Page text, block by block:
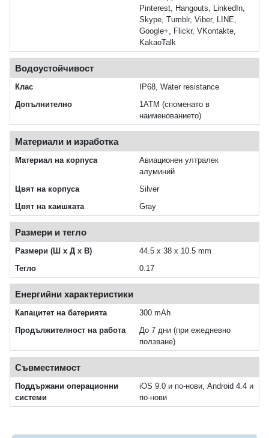
Pinterest, Hangouts, LinkedIn,
Skype, Tumblr, Viber, LINE,
Google+, Flickr, VKontakte,
KakaoTalk
Водоустойчивост
Клас
IP68, Water resistance
Допълнително
1ATM (споменато в
наименованието)
Материали и изработка
Материал на корпуса
Авиационен ултралек
алуминий
Цвят на корпуса
Silver
Цвят на каишката
Gray
Размери и тегло
Размери (Ш x Д x В)
44.5 x 38 x 10.5 mm
Тегло
0.17
Енергийни характеристики
Капацитет на батерията
300 mAh
Продължителност на работа
До 7 дни (при ежедневно
ползване)
Съвместимост
Поддържани операционни
системи
iOS 9.0 и по‑нови, Android 4.4 и
по‑нови